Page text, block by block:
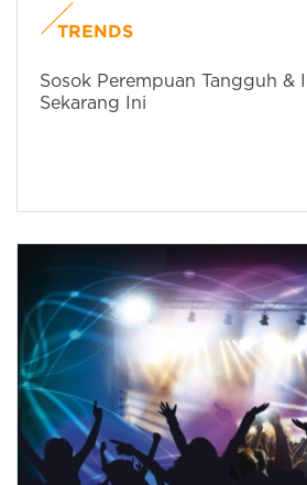
TRENDS
Sosok Perempuan Tangguh &
Sekarang Ini